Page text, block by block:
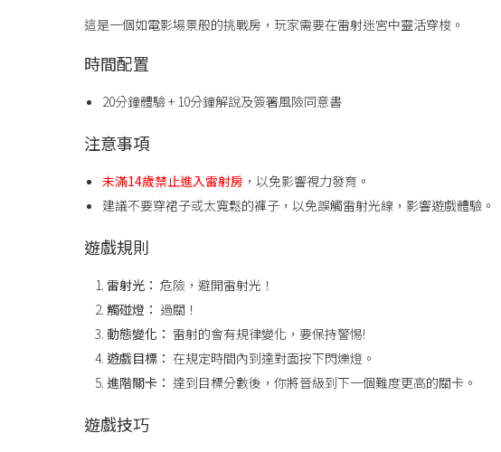
這是一個如電影場景般的挑戰房，玩家需要在雷射迷宮中靈活穿梭。
時間配置
20分鐘體驗 + 10分鐘解說及簽署風險同意書
注意事項
未滿14歲禁止進入雷射房，以免影響視力發育。
建議不要穿裙子或太寬鬆的褲子，以免誤觸雷射光線，影響遊戲體驗。
遊戲規則
雷射光： 危險，避開雷射光！
觸碰燈： 過關！
動態變化： 雷射的會有規律變化，要保持警惕!
遊戲目標： 在規定時間內到達對面按下閃爍燈。
進階關卡： 達到目標分數後，你將晉級到下一個難度更高的關卡。
遊戲技巧